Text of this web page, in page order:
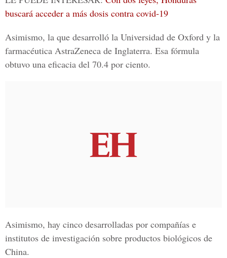
buscará acceder a más dosis contra covid-19
Asimismo, la que desarrolló la Universidad de Oxford y la
farmacéutica AstraZeneca de Inglaterra. Esa fórmula
obtuvo una eficacia del 70.4 por ciento.
Asimismo, hay cinco desarrolladas por compañías e
institutos de investigación sobre productos biológicos de
China.